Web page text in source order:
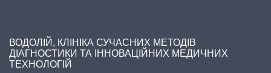
ВОДОЛІЙ, КЛІНІКА СУЧАСНИХ МЕТОДІВ
ДІАГНОСТИКИ ТА ІННОВАЦІЙНИХ МЕДИЧНИХ
ТЕХНОЛОГІЙ